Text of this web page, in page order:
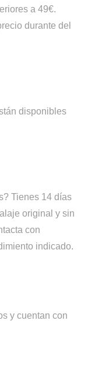
a 49€.
durante del
disponibles
Tienes 14 días
original y sin
con
indicado.
y cuentan con